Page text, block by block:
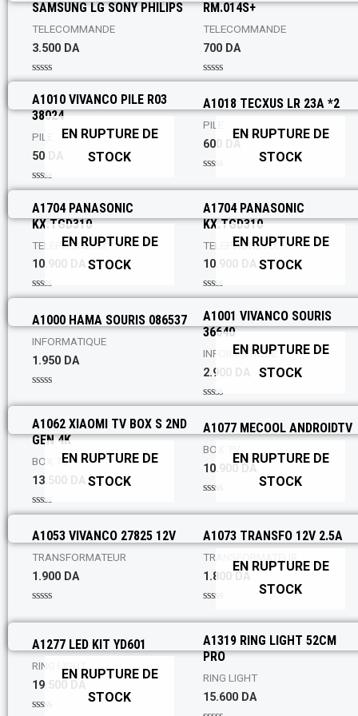
e
0
u
o
f
e
0
u
o
f
SAMSUNG LG SONY PHILIPS
TELECOMMANDE
3.500 DA
R
a
t
e
0
u
o
f
RM.014S+
TELECOMMANDE
700 DA
R
t
e
d
o
t
f
A1010 VIVANCO PILE R03
38024
PILE
50 DA
R
a
t
e
d
0
o
u
o
f
A1018 TECXUS LR 23A *2
PILE
600 DA
a
e
d
0
o
u
t
f
5
EN RUPTURE DE
STOCK
A1704 PANASONIC
KX.TGD310
TELEPHONE FIX
10.900 DA
R
t
e
d
o
t
f
EN RUPTURE DE
STOCK
A1704 PANASONIC
KX.TGD310
TELEPHONE FIX
10.900 DA
R
a
t
e
0
u
o
f
EN RUPTURE DE
STOCK
A1000 HAMA SOURIS 086537
INFORMATIQUE
1.950 DA
a
t
e
d
0
o
u
t
f
5
EN RUPTURE DE
STOCK
A1001 VIVANCO SOURIS
36640
INFORMATIQUE
2.900 DA
R
t
e
d
o
t
f
A1062 XIAOMI TV BOX S 2ND
GEN 4K
BOX TV
13.500 DA
R
t
e
d
o
t
f
EN RUPTURE DE
STOCK
A1077 MECOOL ANDROIDTV
BOX TV
10.900 DA
a
e
d
0
u
o
5
EN RUPTURE DE
STOCK
A1053 VIVANCO 27825 12V
TRANSFORMATEUR
1.900 DA
a
e
d
0
u
o
EN RUPTURE DE
STOCK
A1073 TRANSFO 12V 2.5A
TRANSFORMATEUR
1.800 DA
a
t
e
d
0
o
u
t
A1277 LED KIT YD601
RING LIGHT
19.500 DA
EN RUPTURE DE
STOCK
A1319 RING LIGHT 52CM
PRO
RING LIGHT
15.600 DA
EN RUPTURE DE
STOCK